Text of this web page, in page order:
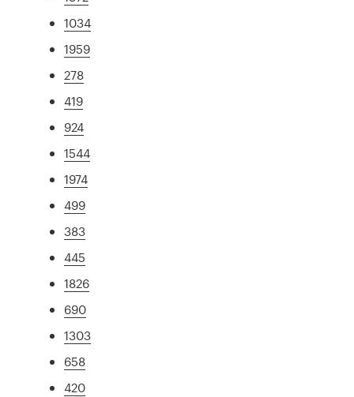
1034
1959
278
419
924
1544
1974
499
383
445
1826
690
1303
658
420